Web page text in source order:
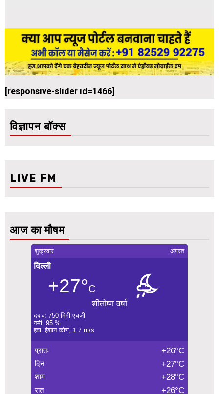
[responsive-slider id=1466]
विज्ञापन बॉक्स
LIVE FM
आज का मौषम
शुक्रवार अगस्त
दिल्ली
+27°C
शीतोष्ण वर्षा
दबाव: 750 मिमी एचजी
नमी: 95 %
हवा: ईशान कोण, 1.7 m/s
प्रातः +26°C
दिन +27°C
शाम +28°C
रात +26°C